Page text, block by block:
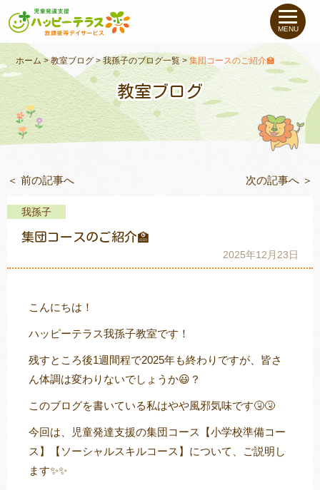
私たちについて
未就学のお子さま（０〜６才）
小学生〜高校生のお子さま
支援事例
教室一覧
トレキング DIDIM
MENU
ホーム >教室ブログ>我孫子のブログ一覧 >集団コースのご紹介🏫
教室ブログ
＜ 前の記事へ 次の記事へ ＞
我孫子
集団コースのご紹介🏫
2025年12月23日
こんにちは！
ハッピーテラス我孫子教室です！
残すところ後1週間程で2025年も終わりですが、皆さ
ん体調は変わりないでしょうか😃？
このブログを書いている私はやや風邪気味です🤧🤧
今回は、児童発達支援の集団コース【小学校準備コー
ス】【ソーシャルスキルコース】について、ご説明し
ます✨✨